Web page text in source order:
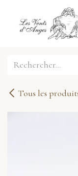
Se rendre au contenu
Tous les